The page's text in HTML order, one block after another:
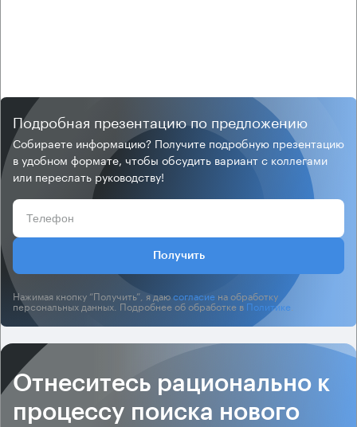
Подробная презентацию по предложению
Собираете информацию? Получите подробную презентацию
в удобном формате, чтобы обсудить вариант с коллегами
или переслать руководству!
Получить
Нажимая кнопку “Получить”, я даюсогласие на обработку
персональных данных. Подробнее об обработке вПолитике
Отнеситесь рационально к
процессу поиска нового